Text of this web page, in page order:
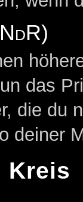
das
die du
deiner
Kreis